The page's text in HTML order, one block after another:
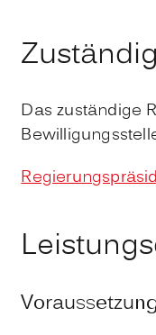
Das zuständige